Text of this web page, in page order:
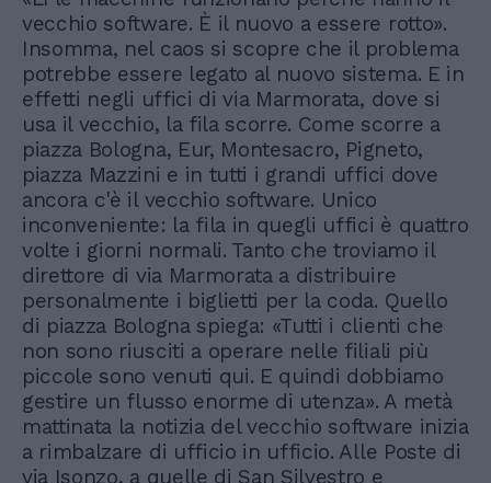
vecchio software. È il nuovo a essere rotto».
Insomma, nel caos si scopre che il problema
potrebbe essere legato al nuovo sistema. E in
effetti negli uffici di via Marmorata, dove si
usa il vecchio, la fila scorre. Come scorre a
piazza Bologna, Eur, Montesacro, Pigneto,
piazza Mazzini e in tutti i grandi uffici dove
ancora c'è il vecchio software. Unico
inconveniente: la fila in quegli uffici è quattro
volte i giorni normali. Tanto che troviamo il
direttore di via Marmorata a distribuire
personalmente i biglietti per la coda. Quello
di piazza Bologna spiega: «Tutti i clienti che
non sono riusciti a operare nelle filiali più
piccole sono venuti qui. E quindi dobbiamo
gestire un flusso enorme di utenza». A metà
mattinata la notizia del vecchio software inizia
a rimbalzare di ufficio in ufficio. Alle Poste di
via Isonzo, a quelle di San Silvestro e